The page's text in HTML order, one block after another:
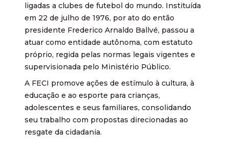
ligadas a clubes de futebol do mundo. Instituída
em 22 de julho de 1976, por ato do então
presidente Frederico Arnaldo Ballvé, passou a
atuar como entidade autônoma, com estatuto
próprio, regida pelas normas legais vigentes e
supervisionada pelo Ministério Público.
A FECI promove ações de estímulo à cultura, à
educação e ao esporte para crianças,
adolescentes e seus familiares, consolidando
seu trabalho com propostas direcionadas ao
resgate da cidadania.